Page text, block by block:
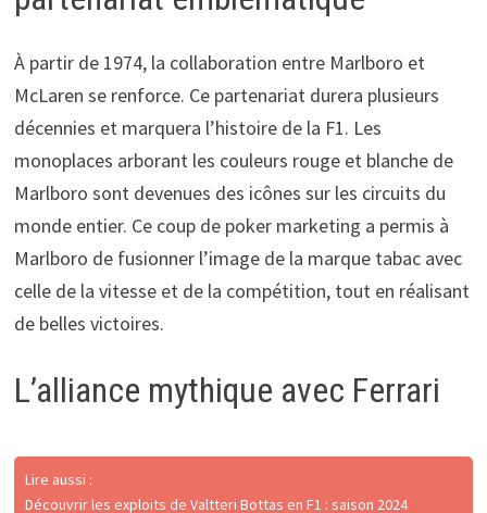
À partir de 1974, la collaboration entre Marlboro et
McLaren se renforce. Ce partenariat durera plusieurs
décennies et marquera l’histoire de la F1. Les
monoplaces arborant les couleurs rouge et blanche de
Marlboro sont devenues des icônes sur les circuits du
monde entier. Ce coup de poker marketing a permis à
Marlboro de fusionner l’image de la marque tabac avec
celle de la vitesse et de la compétition, tout en réalisant
de belles victoires.
L’alliance mythique avec Ferrari
Lire aussi :
Découvrir les exploits de Valtteri Bottas en F1 : saison 2024